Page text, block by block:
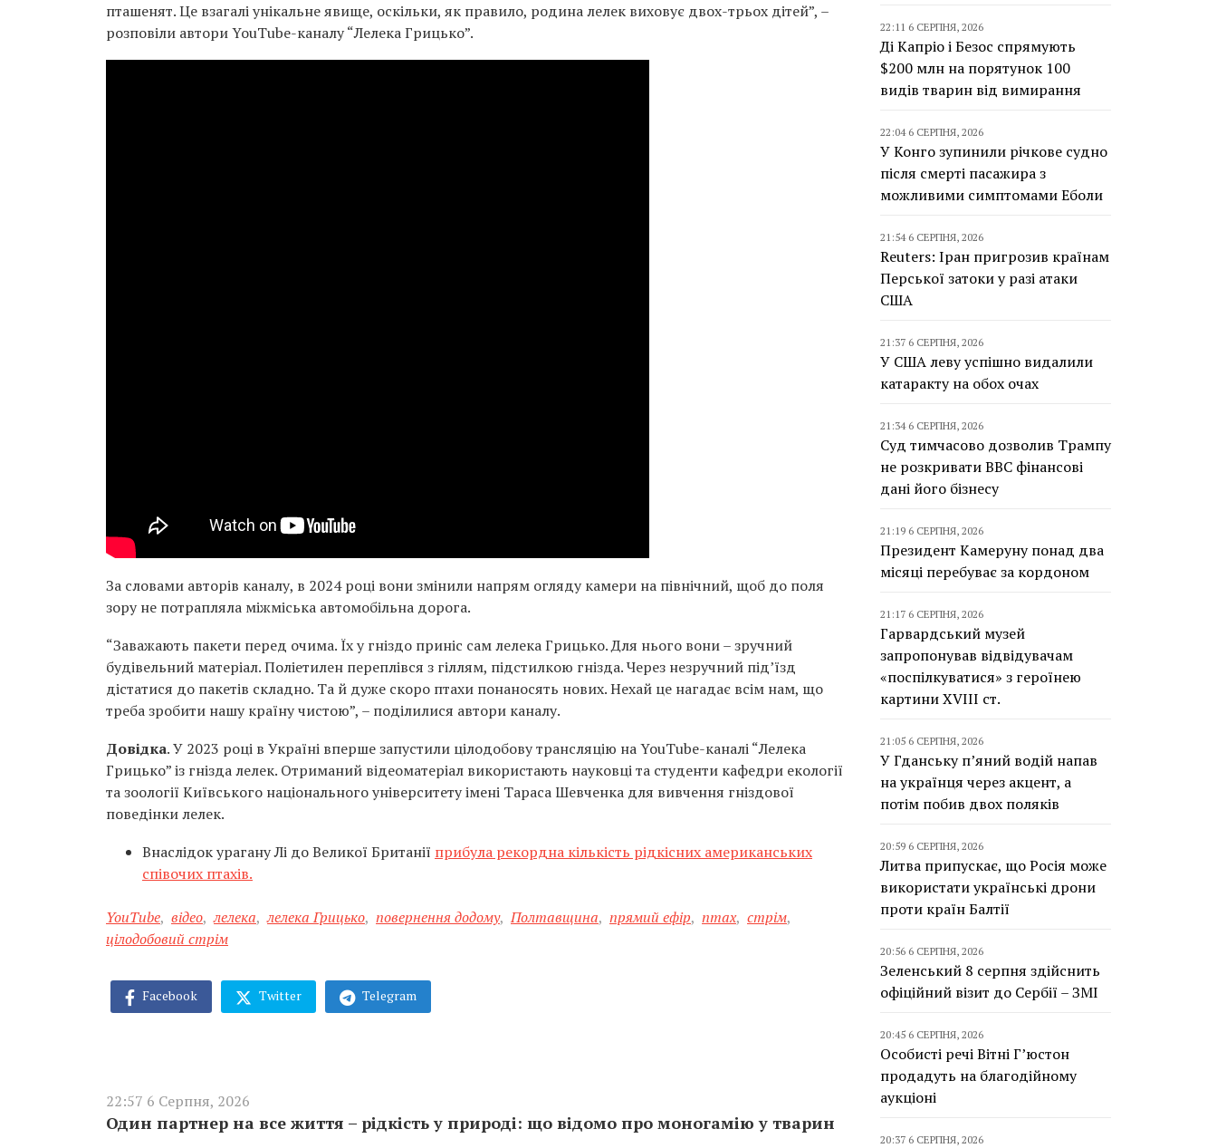
пташенят. Це взагалі унікальне явище, оскільки, як правило, родина лелек виховує двох-трьох дітей”, –
розповіли автори YouTube-каналу “Лелека Грицько”.
За словами авторів каналу, в 2024 році вони змінили напрям огляду камери на північний, щоб до поля
зору не потрапляла міжміська автомобільна дорога.
“Заважають пакети перед очима. Їх у гніздо приніс сам лелека Грицько. Для нього вони – зручний
будівельний матеріал. Поліетилен переплівся з гіллям, підстилкою гнізда. Через незручний під’їзд
дістатися до пакетів складно. Та й дуже скоро птахи понаносять нових. Нехай це нагадає всім нам, що
треба зробити нашу країну чистою”, – поділилися автори каналу.
Довідка. У 2023 році в Україні вперше запустили цілодобову трансляцію на YouTube-каналі “Лелека
Грицько” із гнізда лелек. Отриманий відеоматеріал використають науковці та студенти кафедри екології
та зоології Київського національного університету імені Тараса Шевченка для вивчення гніздової
поведінки лелек.
Внаслідок урагану Лі до Великої Британії прибула рекордна кількість рідкісних американських
співочих птахів.
YouTube, відео, лелека, лелека Грицько, повернення додому, Полтавщина, прямий ефір, птах, стрім,
цілодобовий стрім
Facebook Twitter Telegram
22:57 6 Серпня, 2026
Один партнер на все життя – рідкість у природі: що відомо про моногамію у тварин
22:11 6 СЕРПНЯ, 2026
Ді Капріо і Безос спрямують
$200 млн на порятунок 100
видів тварин від вимирання
22:04 6 СЕРПНЯ, 2026
У Конго зупинили річкове судно
після смерті пасажира з
можливими симптомами Еболи
21:54 6 СЕРПНЯ, 2026
Reuters: Іран пригрозив країнам
Перської затоки у разі атаки
США
21:37 6 СЕРПНЯ, 2026
У США леву успішно видалили
катаракту на обох очах
21:34 6 СЕРПНЯ, 2026
Суд тимчасово дозволив Трампу
не розкривати BBC фінансові
дані його бізнесу
21:19 6 СЕРПНЯ, 2026
Президент Камеруну понад два
місяці перебуває за кордоном
21:17 6 СЕРПНЯ, 2026
Гарвардський музей
запропонував відвідувачам
«поспілкуватися» з героїнею
картини XVIII ст.
21:05 6 СЕРПНЯ, 2026
У Гданську п’яний водій напав
на українця через акцент, а
потім побив двох поляків
20:59 6 СЕРПНЯ, 2026
Литва припускає, що Росія може
використати українські дрони
проти країн Балтії
20:56 6 СЕРПНЯ, 2026
Зеленський 8 серпня здійснить
офіційний візит до Сербії – ЗМІ
20:45 6 СЕРПНЯ, 2026
Особисті речі Вітні Г’юстон
продадуть на благодійному
аукціоні
20:37 6 СЕРПНЯ, 2026